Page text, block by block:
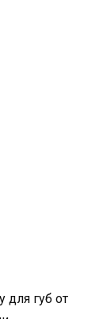
для губ от